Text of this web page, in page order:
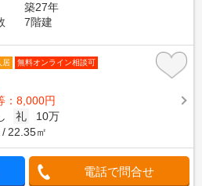
築27年
7階建
居 無料オンライン相談可
：8,000円
礼
10万
22.35㎡
電話で問合せ